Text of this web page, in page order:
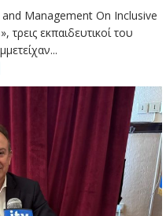
and Management On Inclusive
εκπαιδευτικοί του